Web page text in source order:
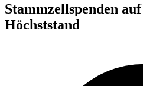
Stammzellspenden
Höchststand